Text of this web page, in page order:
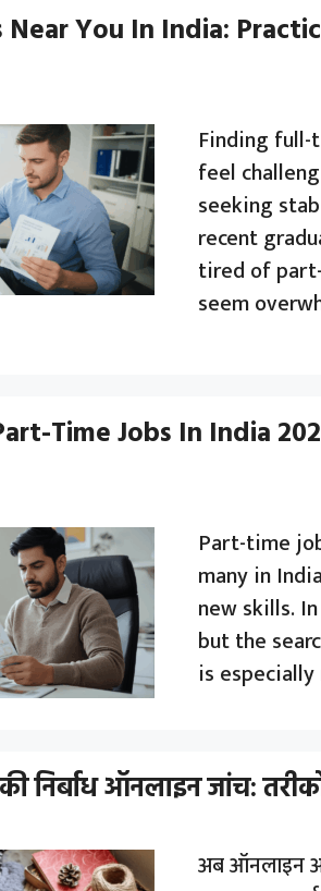
Near You In India:
Finding full-
feel
seeking
recent
tired of
seem
Time Jobs In India
Part-time
many in
new skills.
but the
is
निर्बाध ऑनलाइन जांच:
अब ऑनलाइन